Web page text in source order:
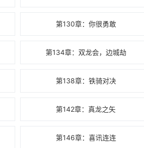
第130章：你很勇敢
第134章：双龙会，边城劫
第138章：铁骑对决
第142章：真龙之矢
第146章：喜讯连连